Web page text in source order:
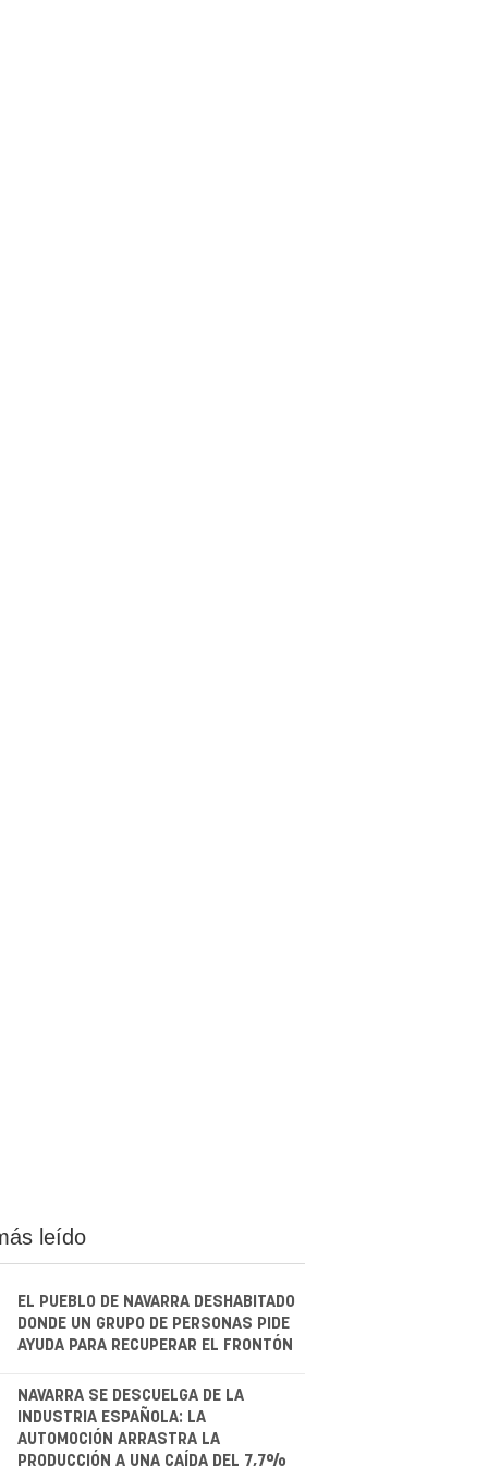
leído
EL PUEBLO DE NAVARRA DESHABITADO
DONDE UN GRUPO DE PERSONAS PIDE
AYUDA PARA RECUPERAR EL FRONTÓN
NAVARRA SE DESCUELGA DE LA
INDUSTRIA ESPAÑOLA: LA
AUTOMOCIÓN ARRASTRA LA
PRODUCCIÓN A UNA CAÍDA DEL 7,7%